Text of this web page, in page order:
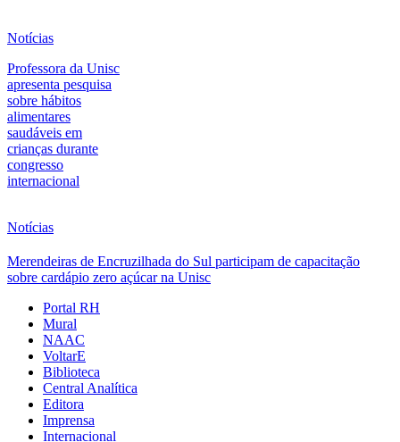
Notícias
Professora da Unisc
apresenta pesquisa
sobre hábitos
alimentares
saudáveis em
crianças durante
congresso
internacional
Notícias
Merendeiras de Encruzilhada do Sul participam de capacitação
sobre cardápio zero açúcar na Unisc
Portal RH
Mural
NAAC
VoltarE
Biblioteca
Central Analítica
Editora
Imprensa
Internacional